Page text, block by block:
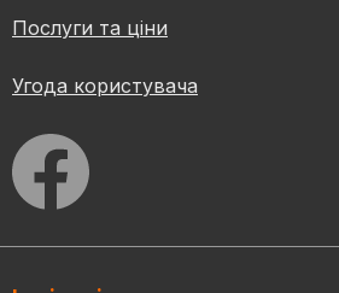
Послуги та ціни
Угода користувача